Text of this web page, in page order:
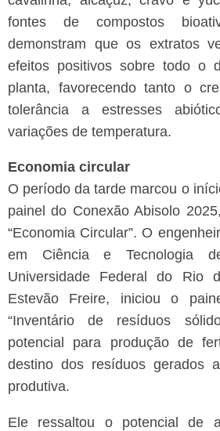
fontes de compostos
demonstram que os extratos
efeitos positivos sobre todo o
planta, favorecendo tanto o
tolerância a estresses
variações de temperatura.
Economia circular
O período da tarde marcou o
painel do Conexão Abisolo
“Economia Circular”. O
em Ciência e Tecnologia
Universidade Federal do Rio
Estevão Freire, iniciou o
“Inventário de resíduos
potencial para produção de
destino dos resíduos gerados
produtiva.
Ele ressaltou o potencial de